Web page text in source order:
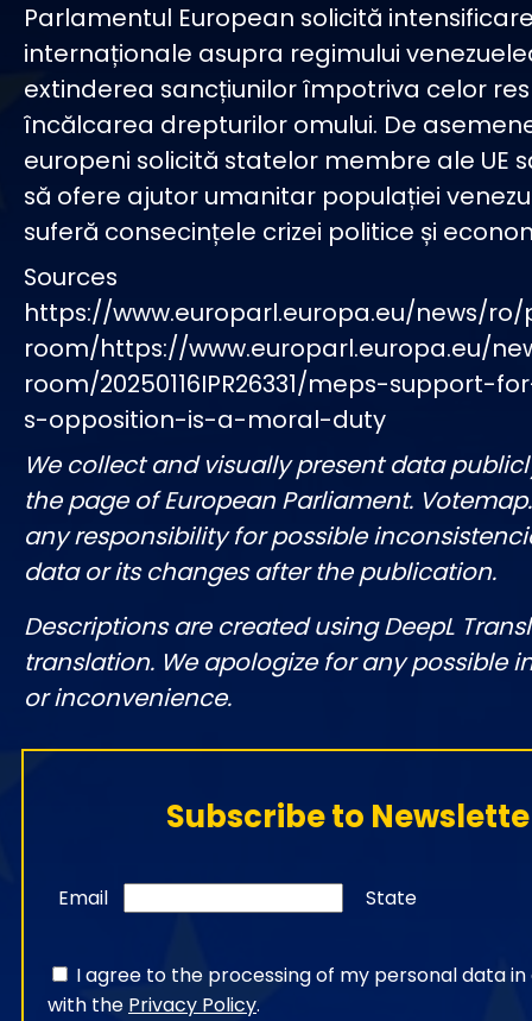
Parlamentul European solicită
internaționale asupra regimului
extinderea sancțiunilor împotriva celor
încălcarea drepturilor omului. De
europeni solicită statelor membre ale UE
să ofere ajutor umanitar populației
suferă consecințele crizei politice și
Sources
https://www.europarl.europa.eu/news/
room/https://www.europarl.europa.eu/
room/20250116IPR26331/meps-support-
s-opposition-is-a-moral-duty
We collect and visually present data
the page of European Parliament.
any responsibility for possible
data or its changes after the publication.
Descriptions are created using DeepL
translation. We apologize for any possible
or inconvenience.
Subscribe to
Email State
I agree to the processing of my personal data
with the Privacy Policy.